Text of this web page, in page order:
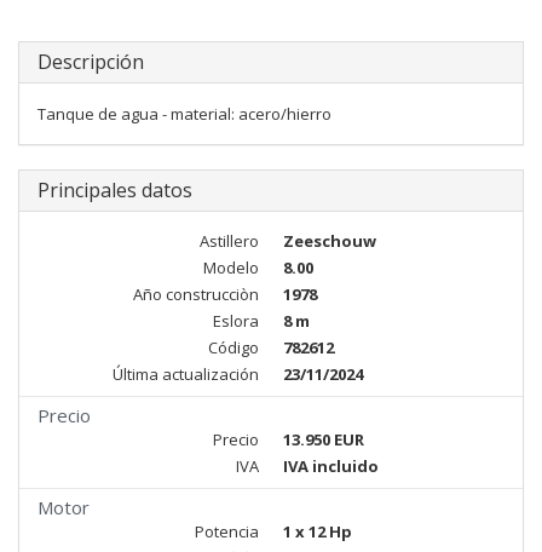
Descripción
Tanque de agua - material: acero/hierro
Principales datos
Astillero
Zeeschouw
Modelo
8.00
Año construcciòn
1978
Eslora
8 m
Código
782612
Última actualización
23/11/2024
Precio
Precio
13.950 EUR
IVA
IVA incluido
Motor
Potencia
1 x 12 Hp